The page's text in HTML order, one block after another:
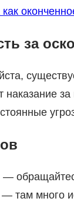
за
наказание
—
— там много